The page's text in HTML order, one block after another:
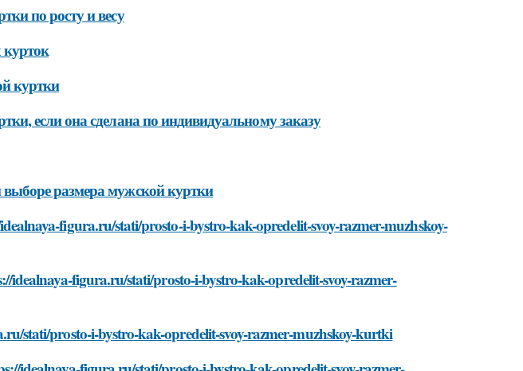
по росту и весу
куртки
если она сделана по индивидуальному заказу
размера мужской куртки
figura.ru/stati/prosto-i-bystro-kak-opredelit-svoy-razmer-muzhskoy-
figura.ru/stati/prosto-i-bystro-kak-opredelit-svoy-razmer-
stati/prosto-i-bystro-kak-opredelit-svoy-razmer-muzhskoy-kurtki